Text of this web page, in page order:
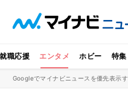
就職応援 エンタメ ホビー 特集
Googleでマイナビニュースを優先表示